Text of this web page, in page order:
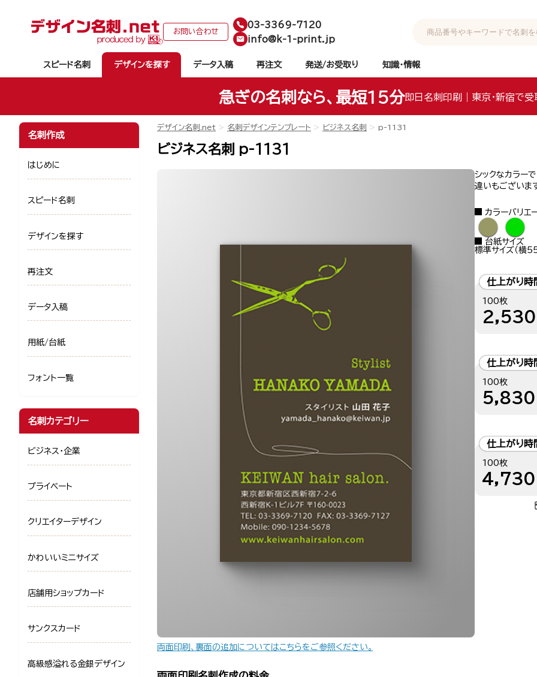
お問い合わせ
03-3369-7120
info@k-1-print.jp
スピード名刺 デザインを探す データ入稿 再注文 発送/お受取り 知識・情報
急ぎの名刺なら、最短15分即日名刺印刷｜東京・新宿で受
デザイン名刺.net 名刺デザインテンプレート ビジネス名刺 p-1131
ビジネス名刺 p-1131
シックなカラー
違いもございま
カラーバリエ
● ●
台紙サイズ
標準サイズ（横
仕上がり
100枚
2,530
仕上がり
100枚
5,830
仕上がり
100枚
4,730
両面印刷、裏面の追加についてはこちらをご参照ください。
名刺作成
はじめに
スピード名刺
デザインを探す
再注文
データ入稿
用紙/台紙
フォント一覧
名刺カテゴリー
ビジネス・企業
プライベート
クリエイターデザイン
かわいいミニサイズ
店舗用ショップカード
サンクスカード
高級感溢れる金銀デザイン